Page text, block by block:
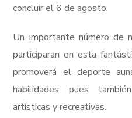
concluir el 6 de agosto.
Un importante número
participaran en esta
promoverá el deporte
habilidades pues
artísticas y recreativas.